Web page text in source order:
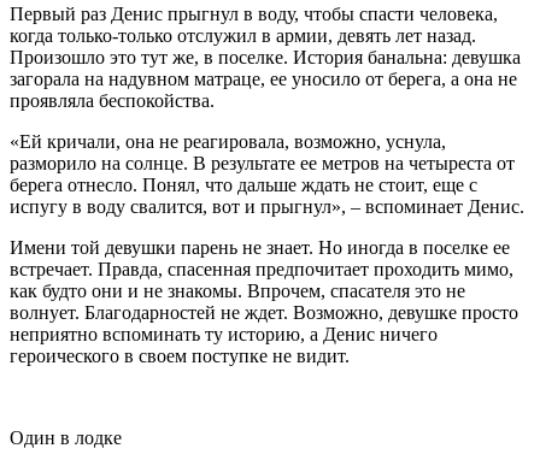
Первый раз Денис прыгнул в воду, чтобы спасти человека,
когда только-только отслужил в армии, девять лет назад.
Произошло это тут же, в поселке. История банальна: девушка
загорала на надувном матраце, ее уносило от берега, а она не
проявляла беспокойства.
«Ей кричали, она не реагировала, возможно, уснула,
разморило на солнце. В результате ее метров на четыреста от
берега отнесло. Понял, что дальше ждать не стоит, еще с
испугу в воду свалится, вот и прыгнул», – вспоминает Денис.
Имени той девушки парень не знает. Но иногда в поселке ее
встречает. Правда, спасенная предпочитает проходить мимо,
как будто они и не знакомы. Впрочем, спасателя это не
волнует. Благодарностей не ждет. Возможно, девушке просто
неприятно вспоминать ту историю, а Денис ничего
героического в своем поступке не видит.
Один в лодке